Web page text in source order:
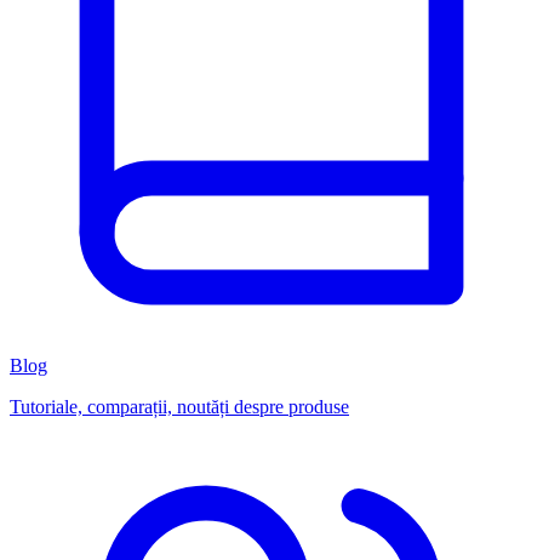
Blog
Tutoriale, comparații, noutăți despre produse